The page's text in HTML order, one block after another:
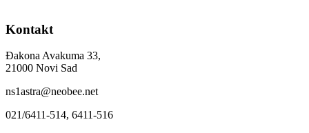
Kontakt
Đakona Avakuma 33,
21000 Novi Sad
ns1astra@neobee.net
021/6411-514, 6411-516